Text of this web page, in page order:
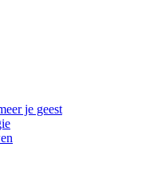
je geest